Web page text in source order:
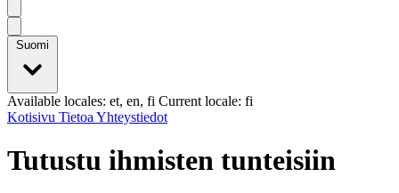
Suomi
Available locales: et, en, fi Current locale: fi
Kotisivu Tietoa Yhteystiedot
Tutustu ihmisten tunteisiin